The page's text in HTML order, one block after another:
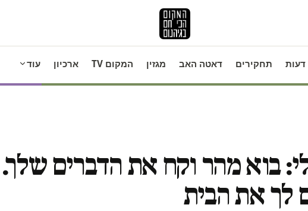
דעות תחקירים דאטה האב מגזין המקום TV ארכיון עוד
בוא מהר וקח את הדברים שלך.
לך את הבית